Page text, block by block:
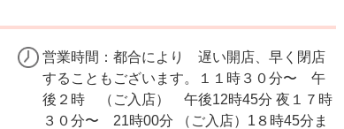
営業時間：都合により 遅い開店、早く閉店
することもございます。１１時３０分〜 午
後２時 （ご入店） 午後12時45分 夜１７時
３０分〜 21時00分 （ご入店）1８時45分ま